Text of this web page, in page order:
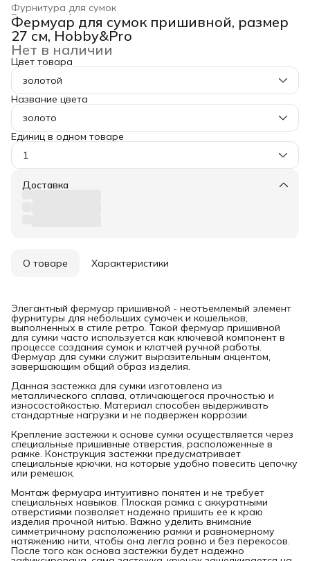
Фурнитура для сумок
Заготовка, фурнитура для рукоделия ›
Хобби и творчество ›
Главная ›
Фермуар для сумок пришивной, размер
27 см, Hobby&Pro
Нет в наличии
Цвет товара
золотой
Название цвета
золото
Единиц в одном товаре
1
Доставка
О товаре Характеристики
Элегантный фермуар пришивной - неотъемлемый элемент
фурнитуры для небольших сумочек и кошельков,
выполненных в стиле ретро. Такой фермуар пришивной
для сумки часто используется как ключевой компонент в
процессе создания сумок и клатчей ручной работы.
Фермуар для сумки служит выразительным акцентом,
завершающим общий образ изделия.
Данная застежка для сумки изготовлена из
металлического сплава, отличающегося прочностью и
износостойкостью. Материал способен выдерживать
стандартные нагрузки и не подвержен коррозии.
Крепление застежки к основе сумки осуществляется через
специальные пришивные отверстия, расположенные в
рамке. Конструкция застежки предусматривает
специальные крючки, на которые удобно повесить цепочку
или ремешок.
Монтаж фермуара интуитивно понятен и не требует
специальных навыков. Плоская рамка с аккуратными
отверстиями позволяет надежно пришить ее к краю
изделия прочной нитью. Важно уделить внимание
симметричному расположению рамки и равномерному
натяжению нити, чтобы она легла ровно и без перекосов.
После того как основа застежки будет надежно